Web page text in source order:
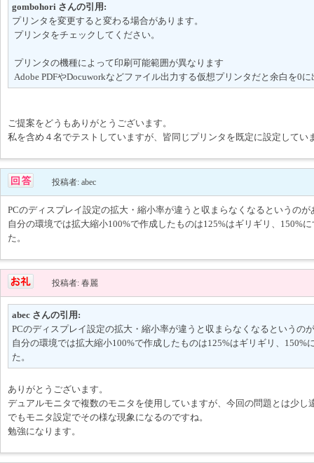
gombohori さんの引用:
プリンタを変更すると変わる場合があります。
プリンタをチェックしてください。
プリンタの機種によって印刷可能範囲が異なります
Adobe PDFやDocuworkなどファイル出力する仮想プリンタだと余白を0
ご提案をどうもありがとうございます。
私を含め４名でテストしていますが、皆同じプリンタを既定に設定してい
投稿者: abec
PCのディスプレイ設定の拡大・縮小率が違うと収まらなくなるというのが
自分の環境では拡大縮小100%で作成したものは125%はギリギリ、150%
た。
投稿者: 春麗
abec さんの引用:
PCのディスプレイ設定の拡大・縮小率が違うと収まらなくなるというの
自分の環境では拡大縮小100%で作成したものは125%はギリギリ、150%
た。
ありがとうございます。
デュアルモニタで複数のモニタを使用していますが、今回の問題とは少し
でもモニタ設定でその様な現象になるのですね。
勉強になります。